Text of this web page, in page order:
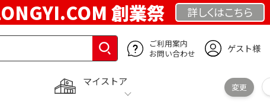
創業祭 詳しくはこちら
ご利用案内
お問い合わせ
ゲスト様
マイストア
変更